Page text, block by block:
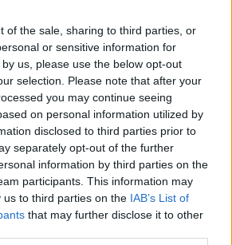
of the sale, sharing to third parties, or
or sensitive information for
us, please use the below opt-out
selection. Please note that after your
you may continue seeing
on personal information utilized by
disclosed to third parties prior to
separately opt-out of the further
information by third parties on the
participants. This information may
us to third parties on the IAB’s List of
that may further disclose it to other
történetét tárja fel. Az alkotáshoz
első részét most ti is
egy nyereményjátékban is részt